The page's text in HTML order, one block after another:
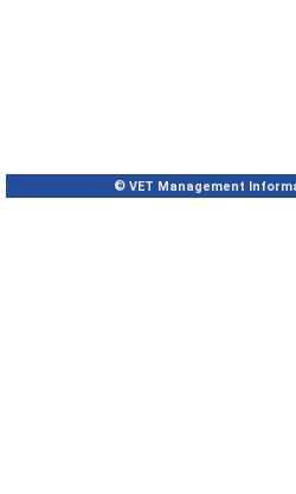
© VET Management